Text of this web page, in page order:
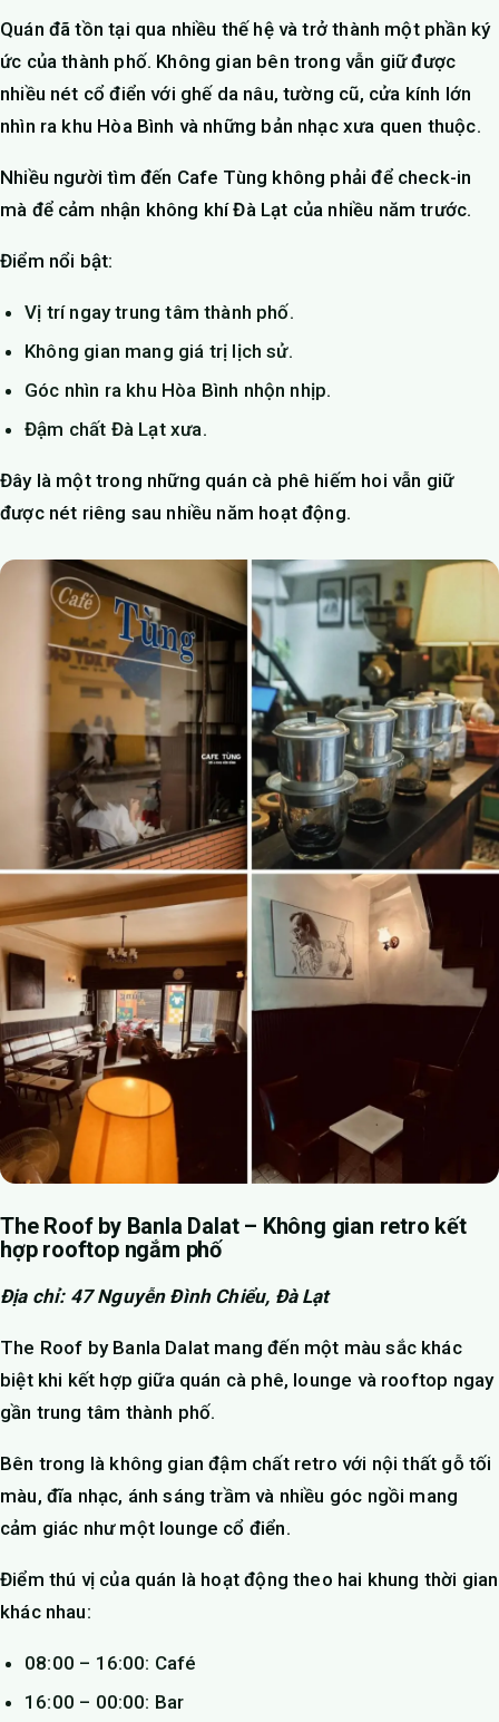
Quán đã tồn tại qua nhiều thế hệ và trở thành một phần ký
ức của thành phố. Không gian bên trong vẫn giữ được
nhiều nét cổ điển với ghế da nâu, tường cũ, cửa kính lớn
nhìn ra khu Hòa Bình và những bản nhạc xưa quen thuộc.
Nhiều người tìm đến Cafe Tùng không phải để check-in
mà để cảm nhận không khí Đà Lạt của nhiều năm trước.
Điểm nổi bật:
Vị trí ngay trung tâm thành phố.
Không gian mang giá trị lịch sử.
Góc nhìn ra khu Hòa Bình nhộn nhịp.
Đậm chất Đà Lạt xưa.
Đây là một trong những quán cà phê hiếm hoi vẫn giữ
được nét riêng sau nhiều năm hoạt động.
The Roof by Banla Dalat – Không gian retro kết
hợp rooftop ngắm phố
Địa chỉ: 47 Nguyễn Đình Chiểu, Đà Lạt
The Roof by Banla Dalat mang đến một màu sắc khác
biệt khi kết hợp giữa quán cà phê, lounge và rooftop ngay
gần trung tâm thành phố.
Bên trong là không gian đậm chất retro với nội thất gỗ tối
màu, đĩa nhạc, ánh sáng trầm và nhiều góc ngồi mang
cảm giác như một lounge cổ điển.
Điểm thú vị của quán là hoạt động theo hai khung thời gian
khác nhau:
08:00 – 16:00: Café
16:00 – 00:00: Bar